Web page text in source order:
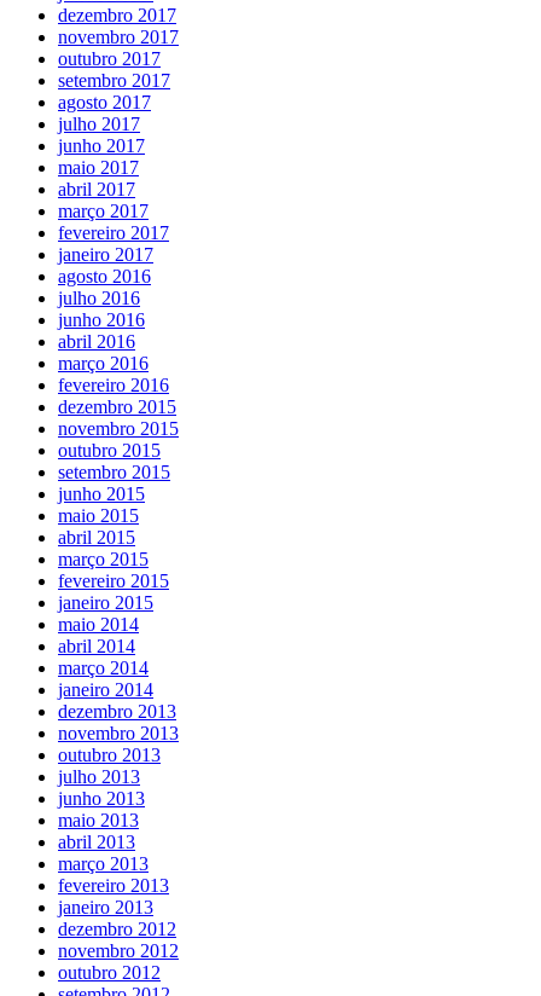
dezembro 2017
novembro 2017
outubro 2017
setembro 2017
agosto 2017
julho 2017
junho 2017
maio 2017
abril 2017
março 2017
fevereiro 2017
janeiro 2017
agosto 2016
julho 2016
junho 2016
abril 2016
março 2016
fevereiro 2016
dezembro 2015
novembro 2015
outubro 2015
setembro 2015
junho 2015
maio 2015
abril 2015
março 2015
fevereiro 2015
janeiro 2015
maio 2014
abril 2014
março 2014
janeiro 2014
dezembro 2013
novembro 2013
outubro 2013
julho 2013
junho 2013
maio 2013
abril 2013
março 2013
fevereiro 2013
janeiro 2013
dezembro 2012
novembro 2012
outubro 2012